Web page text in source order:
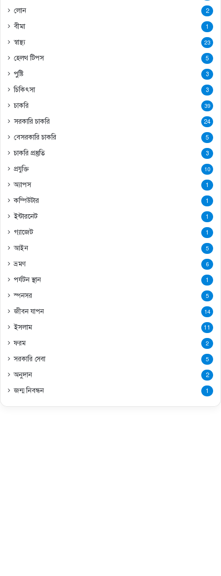
লোন 2
বীমা 1
স্বাস্থ্য 23
হেলথ টিপস 5
পুষ্টি 3
চিকিৎসা 3
চাকরি 39
সরকারি চাকরি 24
বেসরকারি চাকরি 5
চাকরি প্রস্তুতি 3
প্রযুক্তি 10
অ্যাপস 1
কম্পিউটার 1
ইন্টারনেট 1
গ্যাজেট 1
আইন 5
ভ্রমণ 6
পর্যটন স্থান 1
স্পনসর 5
জীবন যাপন 14
ইসলাম 11
ফরম 2
সরকারি সেবা 5
অনুদান 2
জন্ম নিবন্ধন 1